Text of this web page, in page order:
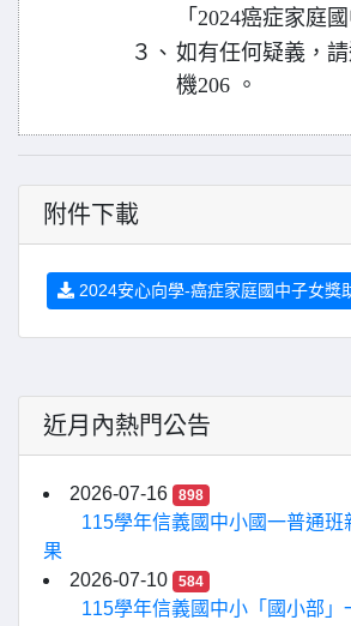
「2024癌症家庭
３、 如有任何疑義，
機206 。
附件下載
2024安心向學-癌症家庭國中子女獎
近月內熱門公告
2026-07-16 898
115學年信義國中小國一普通班
果
2026-07-10
584
115學年信義國中小「國小部」